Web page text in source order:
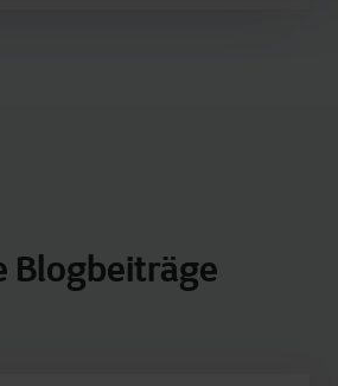
Blogbeiträge